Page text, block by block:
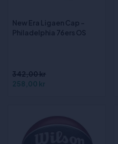
New Era Ligaen Cap -
Philadelphia 76ers OS
342,00 kr
258,00 kr